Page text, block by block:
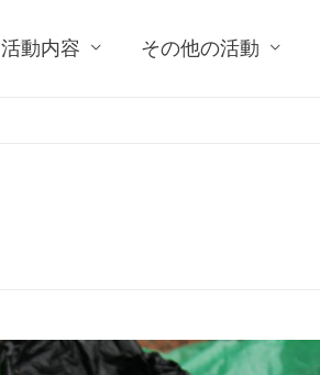
活動内容 その他の活動